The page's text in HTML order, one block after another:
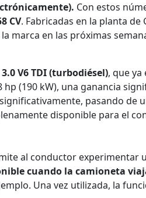
Con estos
CV. Fabricadas en la planta de
marca en las próximas
V6 TDI (turbodiésel), que
(190 kW), una ganancia
pasando de
disponible para el
al conductor experimentar
cuando la camioneta
Una vez utilizada, la